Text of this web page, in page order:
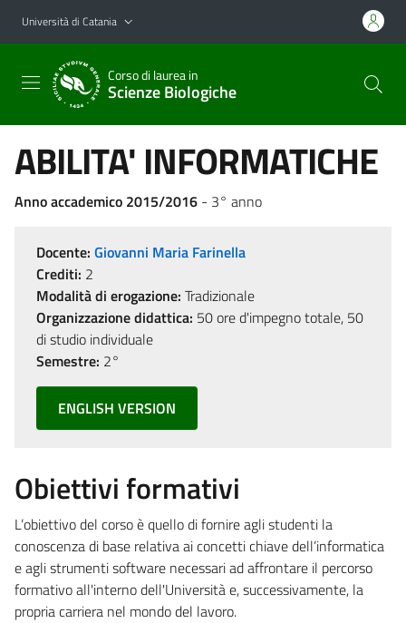
Vai al contenuto principale
Vai al menu di navigazione
Università di Catania
Corso di laurea in
Scienze Biologiche
ABILITA' INFORMATICHE
Anno accademico 2015/2016 - 3° anno
Docente: Giovanni Maria Farinella
Crediti: 2
Modalità di erogazione: Tradizionale
Organizzazione didattica: 50 ore d'impegno totale, 50
di studio individuale
Semestre: 2°
ENGLISH VERSION
Obiettivi formativi
L’obiettivo del corso è quello di fornire agli studenti la
conoscenza di base relativa ai concetti chiave dell’informatica
e agli strumenti software necessari ad affrontare il percorso
formativo all'interno dell'Università e, successivamente, la
propria carriera nel mondo del lavoro.